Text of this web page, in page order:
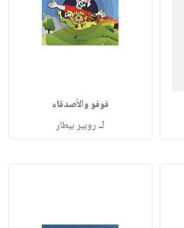
فوفو والأصدقاء
لـ روبير بيطار